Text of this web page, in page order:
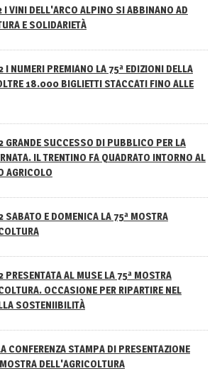
VINI DELL'ARCO ALPINO SI ABBINANO AD
E SOLIDARIETÀ
NUMERI PREMIANO LA 75ª EDIZIONI DELLA
18.000 BIGLIETTI STACCATI FINO ALLE
SUCCESSO DI PUBBLICO PER LA
IL TRENTINO FA QUADRATO INTORNO AL
AGRICOLO
E DOMENICA LA 75ª MOSTRA
AL MUSE LA 75ª MOSTRA
OCCASIONE PER RIPARTIRE NEL
SOSTENIIBILITÀ
CONFERENZA STAMPA DI PRESENTAZIONE
DELL'AGRICOLTURA